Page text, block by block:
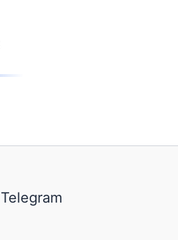
Telegram